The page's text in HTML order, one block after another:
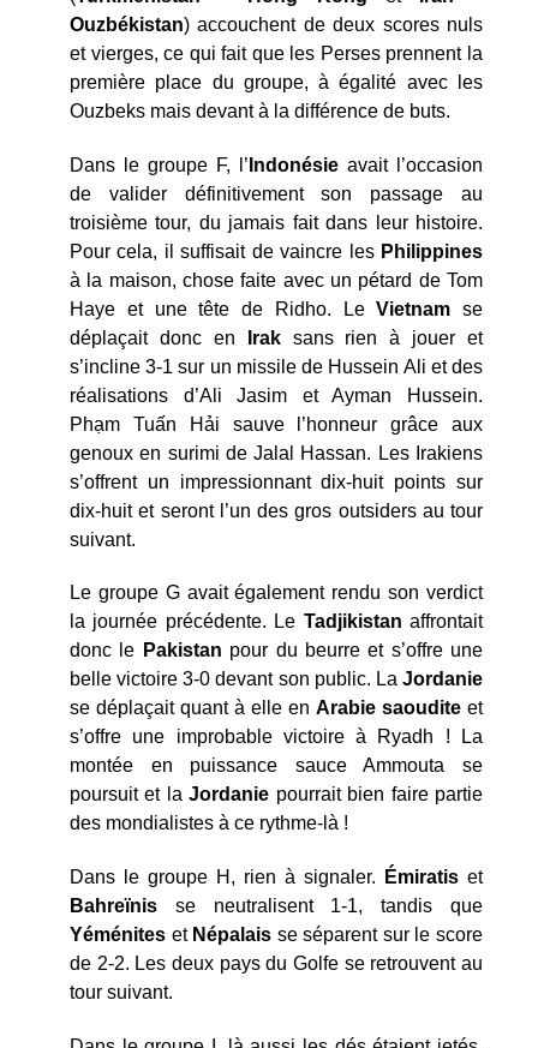
Ouzbékistan) accouchent de deux scores nuls
et vierges, ce qui fait que les Perses prennent la
première place du groupe, à égalité avec les
Ouzbeks mais devant à la différence de buts.
Dans le groupe F, l’ Indonésie avait l’occasion
de valider définitivement son passage au
troisième tour, du jamais fait dans leur histoire.
Pour cela, il suffisait de vaincre les Philippines
à la maison, chose faite avec un pétard de Tom
Haye et une tête de Ridho. LeVietnam se
déplaçait donc en
Iraksans rien à jouer et
s’incline 3-1 sur un missile de Hussein Ali et des
réalisations d’Ali Jasim et Ayman Hussein.
Phạm Tuấn Hải sauve l’honneur grâce aux
genoux en surimi de Jalal Hassan. Les Irakiens
s’offrent un impressionnant dix-huit points sur
dix-huit et seront l’un des gros outsiders au tour
suivant.
Le groupe G avait également rendu son verdict
la journée précédente. Le Tadjikistan affrontait
donc le Pakistan pour du beurre et s’offre une
belle victoire 3-0 devant son public. La Jordanie
se déplaçait quant à elle en Arabie saoudite et
s’offre une improbable victoire à Ryadh ! La
montée en puissance sauce Ammouta se
poursuit et laJordanie pourrait bien faire partie
des mondialistes à ce rythme-là !
Dans le groupe H, rien à signaler. Émiratis et
Bahreïnis se neutralisent 1-1, tandis que
Yéménites et Népalais se séparent sur le score
de 2-2. Les deux pays du Golfe se retrouvent au
tour suivant.